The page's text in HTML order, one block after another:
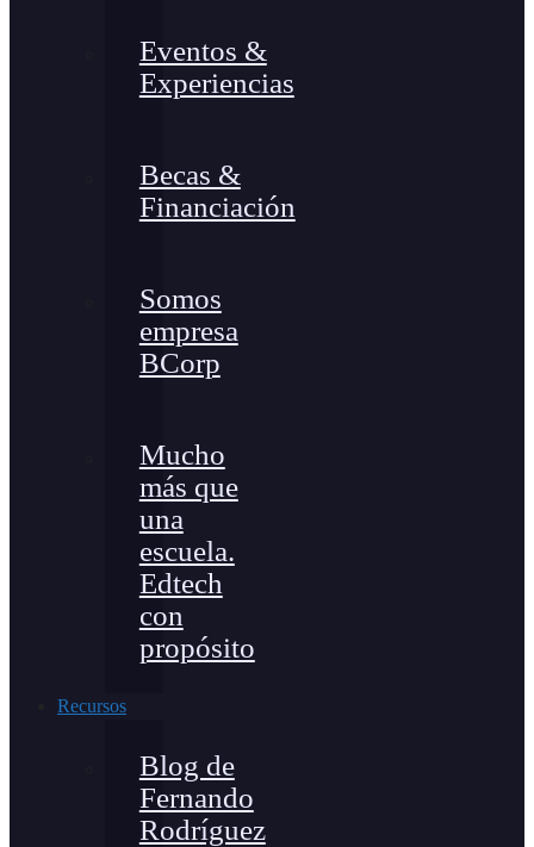
Eventos &
Experiencias
Becas &
Financiación
Somos
empresa
BCorp
Mucho
más que
una
escuela.
Edtech
con
propósito
Recursos
Blog de
Fernando
Rodríguez